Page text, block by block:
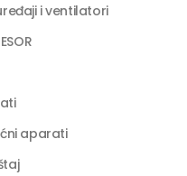
i ventilatori
aparati